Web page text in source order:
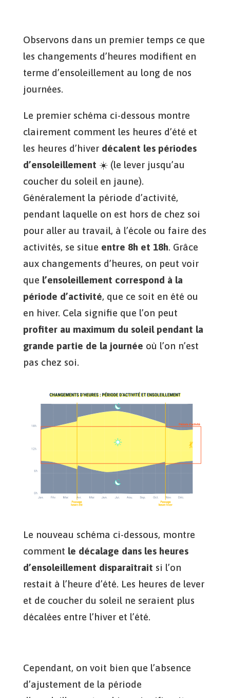
Observons dans un premier temps ce que
les changements d’heures modifient en
terme d’ensoleillement au long de nos
journées.
Le premier schéma ci-dessous montre
clairement comment les heures d’été et
les heures d’hiver décalent les périodes
d’ensoleillement ☀️ (le lever jusqu’au
coucher du soleil en jaune).
Généralement la période d’activité,
pendant laquelle on est hors de chez soi
pour aller au travail, à l’école ou faire des
activités, se situe entre 8h et 18h. Grâce
aux changements d’heures, on peut voir
que l’ensoleillement correspond à la
période d’activité, que ce soit en été ou
en hiver. Cela signifie que l’on peut
profiter au maximum du soleil pendant la
grande partie de la journée où l’on n’est
pas chez soi.
Le nouveau schéma ci-dessous, montre
comment le décalage dans les heures
d’ensoleillement disparaîtrait si l’on
restait à l’heure d’été. Les heures de lever
et de coucher du soleil ne seraient plus
décalées entre l’hiver et l’été.
Cependant, on voit bien que l’absence
d’ajustement de la période